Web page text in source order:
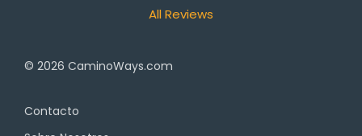
All Reviews
© 2026 CaminoWays.com
Contacto